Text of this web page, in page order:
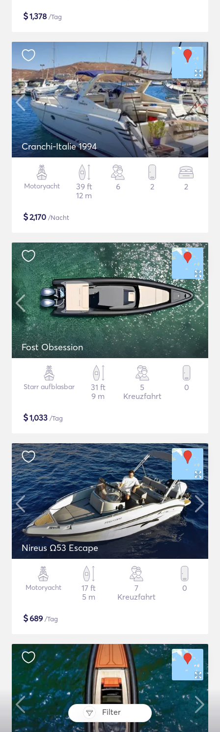
Filter
$1,378 /Tag
Cranchi-Italie 1994
Motoryacht
39 ft
12 m
6 2 2
$2,170 /Nacht
Fost Obsession
Starr aufblasbar
31 ft
9 m
5
Kreuzfahrt
0
$1,033 /Tag
Nireus Ω53 Escape
Motoryacht
17 ft
5 m
7
Kreuzfahrt
0
$689 /Tag